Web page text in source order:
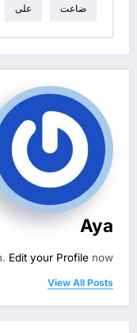
ضاعت على
Aya
Edit your Profile now.
View All Posts